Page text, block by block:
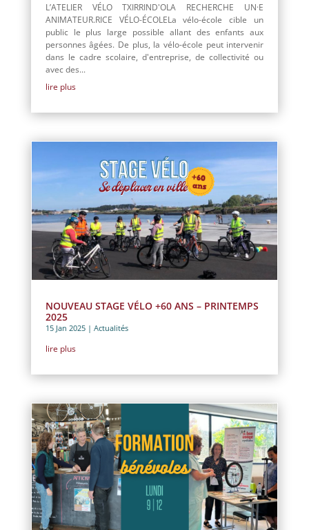
L’ATELIER VÉLO TXIRRIND'OLA RECHERCHE UN·E
ANIMATEUR.RICE VÉLO-ÉCOLELa vélo-école cible un
public le plus large possible allant des enfants aux
personnes âgées. De plus, la vélo-école peut intervenir
dans le cadre scolaire, d'entreprise, de collectivité ou
avec des...
lire plus
NOUVEAU STAGE VÉLO +60 ANS – PRINTEMPS
2025
15 Jan 2025| Actualités
lire plus